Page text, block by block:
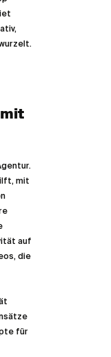
mit
auf
die
für